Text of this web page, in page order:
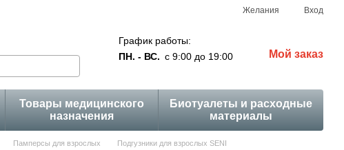
Желания Вход
График работы:
ПН. - ВС. с 9:00 до 19:00 Мой заказ
Товары медицинского
назначения
Биотуалеты и расходные
материалы
Памперсы для взрослых
Подгузники для взрослых SENI